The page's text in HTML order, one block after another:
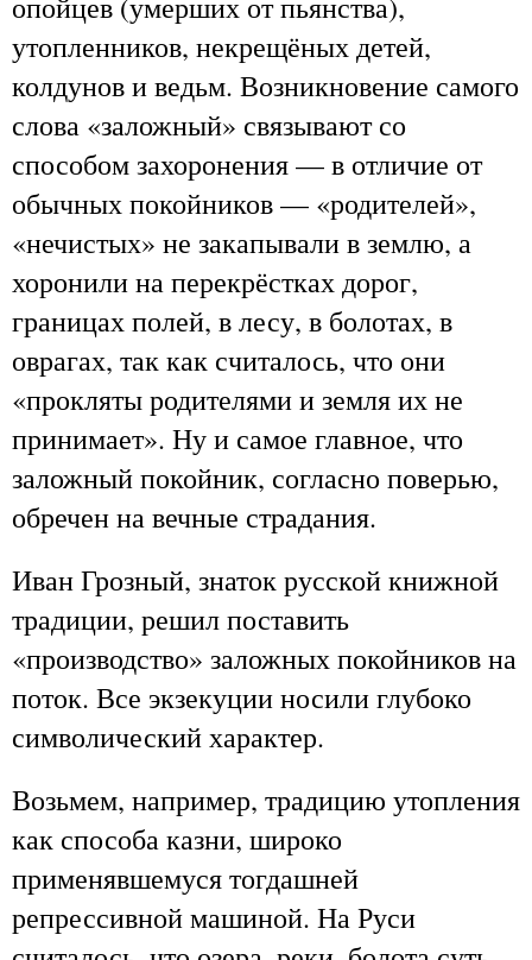
опойцев (умерших от пьянства),
утопленников, некрещёных детей,
колдунов и ведьм. Возникновение самого
слова «заложный» связывают со
способом захоронения — в отличие от
обычных покойников — «родителей»,
«нечистых» не закапывали в землю, а
хоронили на перекрёстках дорог,
границах полей, в лесу, в болотах, в
оврагах, так как считалось, что они
«прокляты родителями и земля их не
принимает». Ну и самое главное, что
заложный покойник, согласно поверью,
обречен на вечные страдания.
Иван Грозный, знаток русской книжной
традиции, решил поставить
«производство» заложных покойников на
поток. Все экзекуции носили глубоко
символический характер.
Возьмем, например, традицию утопления
как способа казни, широко
применявшемуся тогдашней
репрессивной машиной. На Руси